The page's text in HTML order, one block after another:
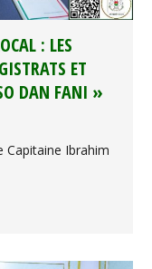
: LES
ET
DAN FANI »
Capitaine Ibrahim